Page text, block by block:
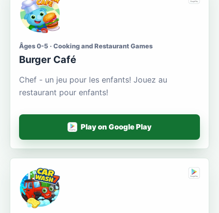
Âges 0-5 · Cooking and Restaurant Games
Burger Café
Chef - un jeu pour les enfants! Jouez au
restaurant pour enfants!
Play on Google Play